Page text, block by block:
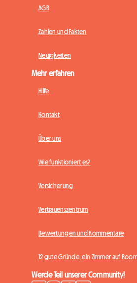
AGB
Zahlen und Fakten
Neuigkeiten
Mehr erfahren
Hilfe
Kontakt
Über uns
Wie funktioniert es?
Versicherung
Vertrauenszentrum
Bewertungen und Kommentare
12 gute Gründe, ein Zimmer auf
Werde Teil unserer Community!